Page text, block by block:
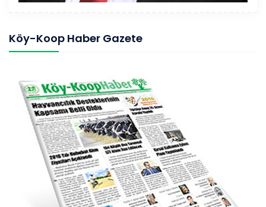
Köy-Koop Haber Gazete